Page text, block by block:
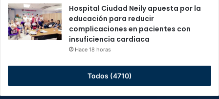
Hospital Ciudad Neily apuesta por la
educación para reducir
complicaciones en pacientes con
insuficiencia cardiaca
Hace 18 horas
Todos (4710)